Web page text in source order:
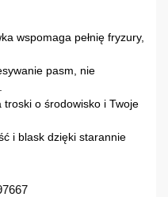
wspomaga pełnię fryzury,
pasm, nie
troski o środowisko i Twoje
i blask dzięki starannie